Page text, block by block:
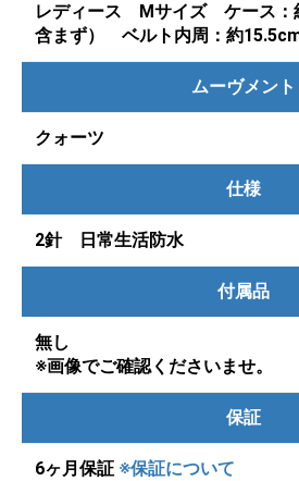
レディース Mサイズ ケース：
含まず） ベルト内周：約
ムーヴメント
クォーツ
仕様
2針 日常生活防水
付属品
無し
※画像でご確認くださいませ。
保証
6ヶ月保証 ※保証について